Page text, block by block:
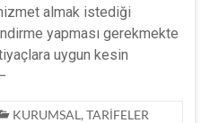
almak istediği
yapması gerekmekte
uygun kesin
KURUMSAL , TARİFELER